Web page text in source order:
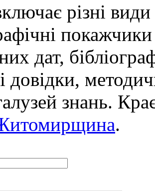
різні
дат,
довідки,
знань.
.